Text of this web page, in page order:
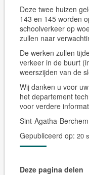
Deze twee huizen
143 en 145 worden
schoolverkeer op
zullen naar
De werken zullen
verkeer in de buurt
weerszijden van de
Wij danken u voor
het departement
voor verdere
Sint-Agatha-
Gepubliceerd op: 20
Deze pagina delen